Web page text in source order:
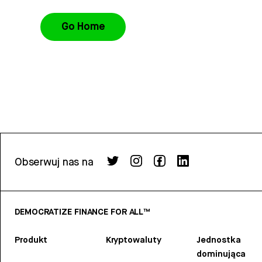
Go Home
Obserwuj nas na
DEMOCRATIZE FINANCE FOR ALL™
Produkt Kryptowaluty
Jednostka
dominująca